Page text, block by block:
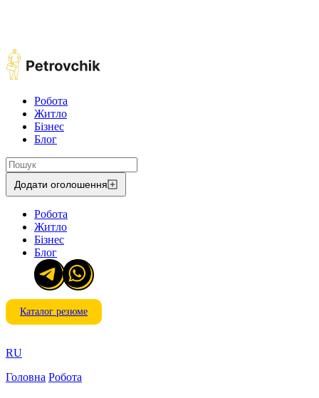
Робота
Житло
Бізнес
Блог
Додати оголошення
Робота
Житло
Бізнес
Блог
Каталог резюме
RU
Головна Робота